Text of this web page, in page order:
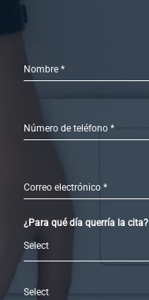
Nombre *
Número de teléfono *
Correo electrónico *
¿Para qué día querría la cita?
Select
Select